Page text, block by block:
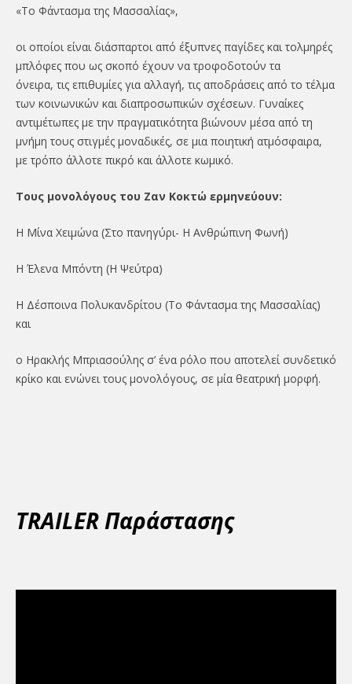
«Το Φάντασμα της Μασσαλίας»,
οι οποίοι είναι διάσπαρτοι από έξυπνες παγίδες και τολμηρές
μπλόφες που ως σκοπό έχουν να τροφοδοτούν τα
όνειρα, τις επιθυμίες για αλλαγή, τις αποδράσεις από το τέλμα
των κοινωνικών και διαπροσωπικών σχέσεων. Γυναίκες
αντιμέτωπες με την πραγματικότητα βιώνουν μέσα από τη
μνήμη τους στιγμές μοναδικές, σε μια ποιητική ατμόσφαιρα,
με τρόπο άλλοτε πικρό και άλλοτε κωμικό.
Τους μονολόγους του Ζαν Κοκτώ ερμηνεύουν:
Η Μίνα Χειμώνα (Στο πανηγύρι- Η Ανθρώπινη Φωνή)
Η Έλενα Μπόντη (Η Ψεύτρα)
Η Δέσποινα Πολυκανδρίτου (Το Φάντασμα της Μασσαλίας)
και
ο Ηρακλής Μπριασούλης σ’ ένα ρόλο που αποτελεί συνδετικό
κρίκο και ενώνει τους μονολόγους, σε μία θεατρική μορφή.
TRAILER Παράστασης